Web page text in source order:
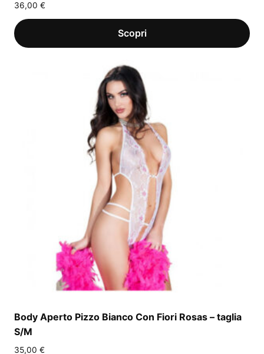
36,00 €
Body Aperto Pizzo Bianco Con Fiori Rosas – taglia
S/M
35,00 €